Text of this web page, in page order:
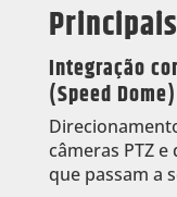
Integração
(Speed
câmeras PTZ
que passam a